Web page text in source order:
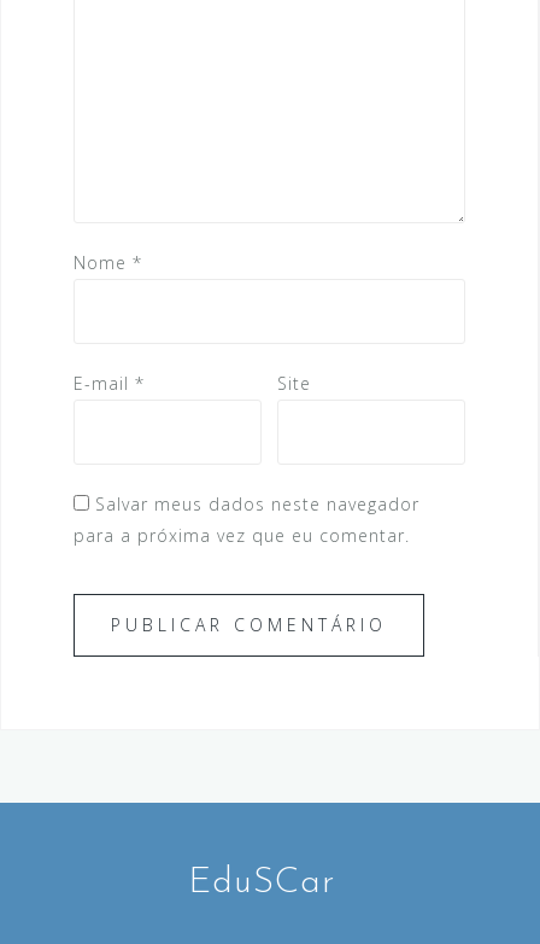
Nome *
E-mail * Site
Salvar meus dados neste navegador
para a próxima vez que eu comentar.
EduSCar